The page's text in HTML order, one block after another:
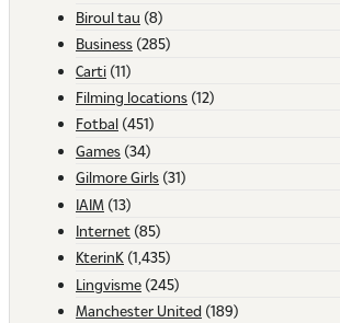
Biroul tau (8)
Business (285)
Carti (11)
Filming locations (12)
Fotbal (451)
Games (34)
Gilmore Girls (31)
IAIM (13)
Internet (85)
KterinK (1,435)
Lingvisme (245)
Manchester United (189)